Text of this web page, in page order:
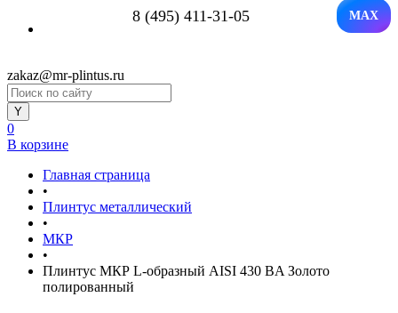
8 (495) 411-31-05 MAX
zakaz@mr-plintus.ru
0
В корзине
Главная страница
•
Плинтус металлический
•
МКР
•
Плинтус МКР L-образный AISI 430 BA Золото
полированный